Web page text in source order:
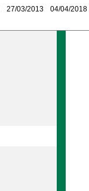
27/03/2013 04/04/2018